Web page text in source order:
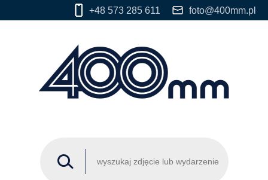
+48 573 285 611 foto@400mm.pl